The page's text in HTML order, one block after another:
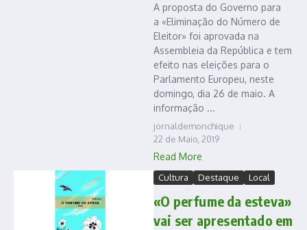
A proposta do Governo para
a «Eliminação do Número de
Eleitor» foi aprovada na
Assembleia da República e tem
efeito nas eleições para o
Parlamento Europeu, neste
domingo, dia 26 de maio. A
informação ...
jornaldemonchique
22 de Maio, 2019
Read More
Cultura Destaque Local
«O perfume da esteva»
vai ser apresentado em